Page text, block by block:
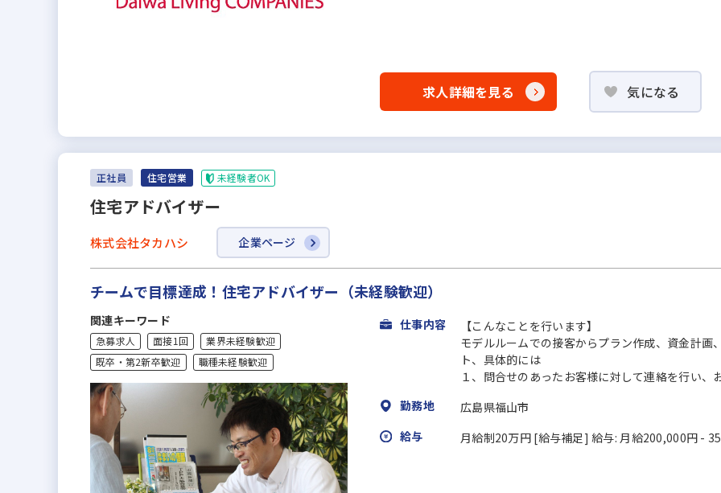
求人詳細を見る 気になる
正社員 住宅営業 未経験者OK
住宅アドバイザー
株式会社タカハシ 企業ページ
チームで目標達成！住宅アドバイザー（未経験歓迎）
関連キーワード
急募求人 面接1回
業界未経験歓迎
既卒・第2新卒歓迎
職種未経験歓迎
仕事内容
【こんなことを行います】
モデルルームでの接客からプラン作成、資金計
ト、具体的には
１、問合せのあったお客様に対して連絡を行い、
勤務地
広島県福山市
給与
月給制20万円 [給与補足] 給与: 月給200,000円 -